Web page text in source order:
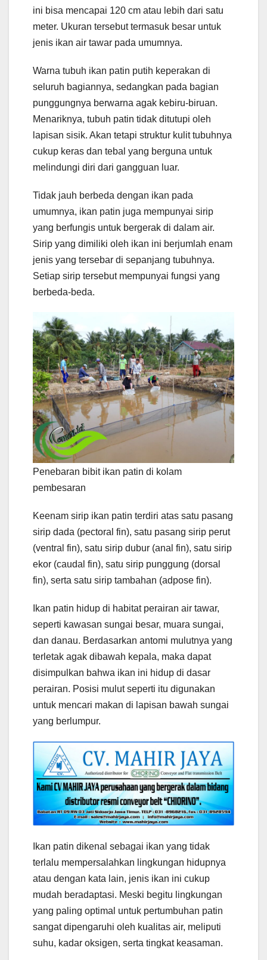
ini bisa mencapai 120 cm atau lebih dari satu
meter. Ukuran tersebut termasuk besar untuk
jenis ikan air tawar pada umumnya.
Warna tubuh ikan patin putih keperakan di
seluruh bagiannya, sedangkan pada bagian
punggungnya berwarna agak kebiru-biruan.
Menariknya, tubuh patin tidak ditutupi oleh
lapisan sisik. Akan tetapi struktur kulit tubuhnya
cukup keras dan tebal yang berguna untuk
melindungi diri dari gangguan luar.
Tidak jauh berbeda dengan ikan pada
umumnya, ikan patin juga mempunyai sirip
yang berfungis untuk bergerak di dalam air.
Sirip yang dimiliki oleh ikan ini berjumlah enam
jenis yang tersebar di sepanjang tubuhnya.
Setiap sirip tersebut mempunyai fungsi yang
berbeda-beda.
Penebaran bibit ikan patin di kolam
pembesaran
Keenam sirip ikan patin terdiri atas satu pasang
sirip dada (pectoral fin), satu pasang sirip perut
(ventral fin), satu sirip dubur (anal fin), satu sirip
ekor (caudal fin), satu sirip punggung (dorsal
fin), serta satu sirip tambahan (adpose fin).
Ikan patin hidup di habitat perairan air tawar,
seperti kawasan sungai besar, muara sungai,
dan danau. Berdasarkan antomi mulutnya yang
terletak agak dibawah kepala, maka dapat
disimpulkan bahwa ikan ini hidup di dasar
perairan. Posisi mulut seperti itu digunakan
untuk mencari makan di lapisan bawah sungai
yang berlumpur.
Ikan patin dikenal sebagai ikan yang tidak
terlalu mempersalahkan lingkungan hidupnya
atau dengan kata lain, jenis ikan ini cukup
mudah beradaptasi. Meski begitu lingkungan
yang paling optimal untuk pertumbuhan patin
sangat dipengaruhi oleh kualitas air, meliputi
suhu, kadar oksigen, serta tingkat keasaman.